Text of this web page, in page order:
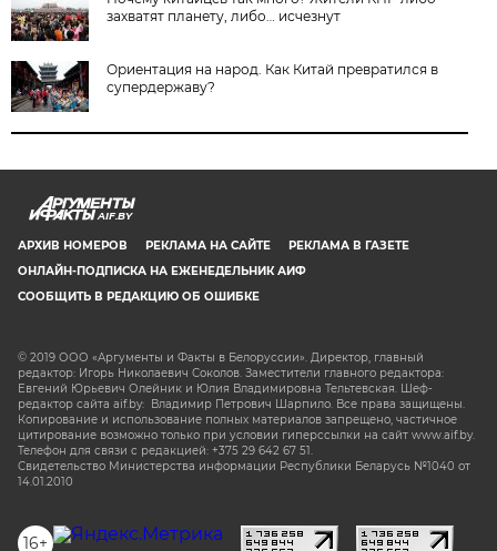
захватят планету, либо… исчезнут
Ориентация на народ. Как Китай превратился в
супердержаву?
AIF.BY
АРХИВ НОМЕРОВ РЕКЛАМА НА САЙТЕ
РЕКЛАМА В ГАЗЕТЕ
ОНЛАЙН-ПОДПИСКА НА ЕЖЕНЕДЕЛЬНИК АИФ
СООБЩИТЬ В РЕДАКЦИЮ ОБ ОШИБКЕ
© 2019 ООО «Аргументы и Факты в Белоруссии». Директор, главный
редактор: Игорь Николаевич Соколов. Заместители главного редактора:
Евгений Юрьевич Олейник и Юлия Владимировна Тельтевская. Шеф-
редактор сайта aif.by: Владимир Петрович Шарпило. Все права защищены.
Копирование и использование полных материалов запрещено, частичное
цитирование возможно только при условии гиперссылки на сайт www.aif.by.
Телефон для связи с редакцией: +375 29 642 67 51.
Свидетельство Министерства информации Республики Беларусь №1040 от
14.01.2010
16+